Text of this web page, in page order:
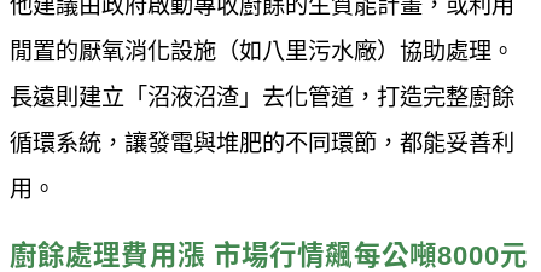
閒置的厭氧消化設施（如八里污水廠）協助處理。
長遠則建立「沼液沼渣」去化管道，打造完整廚餘
循環系統，讓發電與堆肥的不同環節，都能妥善利
用。
廚餘處理費用漲 市場行情飆每公噸8000元